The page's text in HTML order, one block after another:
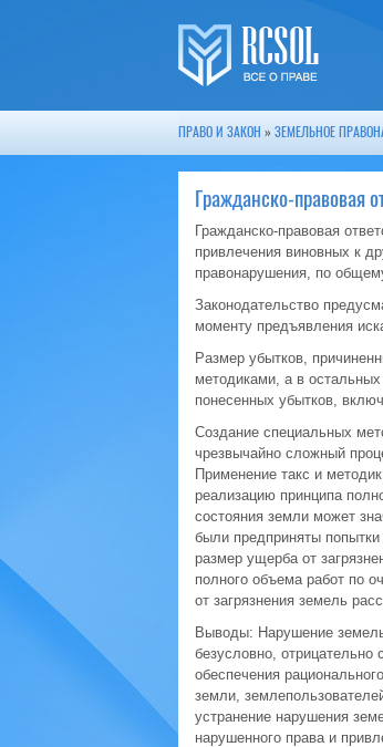
ПРАВО И ЗАКОН » ЗЕМЕЛЬНОЕ
Гражданско-правовая
Гражданско-правовая
привлечения виновных к
правонарушения, по
Законодательство
моменту предъявления
Размер убытков,
методиками, а в
понесенных убытков,
Создание специальных
чрезвычайно сложный
Применение такс и
реализацию принципа
состояния земли может
были предприняты
размер ущерба от
полного объема работ по
от загрязнения земель
Выводы: Нарушение
безусловно,
обеспечения
земли,
устранение нарушения
нарушенного права и